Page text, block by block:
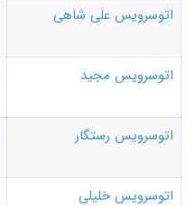
اتوسرویس علی شاهی
اتوسرویس مجید
اتوسرویس رستگار
اتوسرویس خلیلی